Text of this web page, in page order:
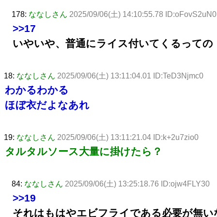
178: ななしさん 2025/09/06(土) 14:10:55.78 ID:oFovS2uN0
>>17
いやいや、普通にライス付いてくるっての
18: ななしさん 2025/09/06(土) 13:11:04.01 ID:TeD3Njmc0
わかるわかる
ほぼ衣だよなあれ
19: ななしさん 2025/09/06(土) 13:11:21.04 ID:k+2u7zio0
タルタルソース大量に掛けたら？
84: ななしさん 2025/09/06(土) 13:25:18.76 ID:ojw4FLY30
>>19
それはもはやエビフライである必要が無い